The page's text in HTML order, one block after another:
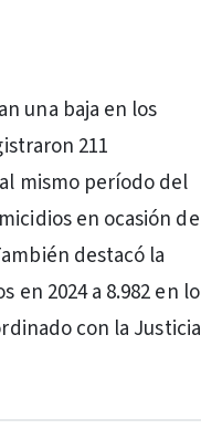
una baja en los
211
mismo período del
en ocasión de
destacó la
en 2024 a 8.982 en lo
con la Justicia